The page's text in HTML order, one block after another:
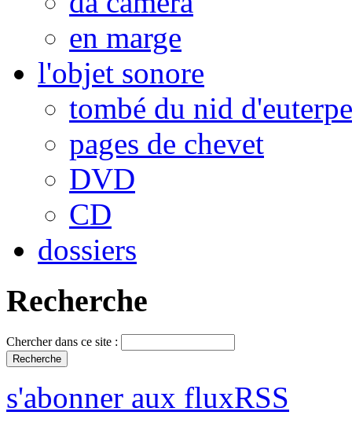
en marge
l'objet sonore
tombé du nid d'euterpe
pages de chevet
DVD
CD
dossiers
Recherche
Chercher dans ce site :
s'abonner aux fluxRSS